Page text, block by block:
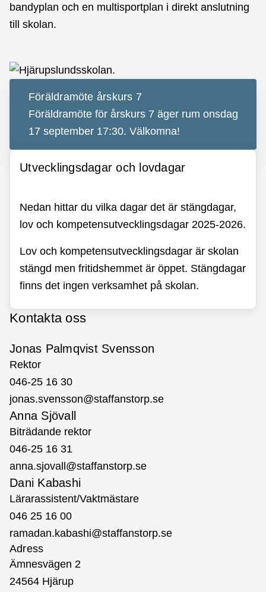
bandyplan och en multisportplan i direkt anslutning
till skolan.
Föräldramöte årskurs 7
Föräldramöte för årskurs 7 äger rum onsdag
17 september 17:30. Välkomna!
Utvecklingsdagar och lovdagar
Nedan hittar du vilka dagar det är stängdagar,
lov och kompetensutvecklingsdagar 2025-2026.
Lov och kompetensutvecklingsdagar är skolan
stängd men fritidshemmet är öppet. Stängdagar
finns det ingen verksamhet på skolan.
Kontakta oss
Jonas Palmqvist Svensson
Rektor
046-25 16 30
jonas.svensson@staffanstorp.se
Anna Sjövall
Biträdande rektor
046-25 16 31
anna.sjovall@staffanstorp.se
Dani Kabashi
Lärarassistent/Vaktmästare
046 25 16 00
ramadan.kabashi@staffanstorp.se
Adress
Ämnesvägen 2
24564 Hjärup